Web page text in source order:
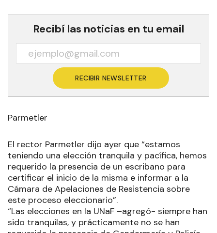
Recibí las noticias en tu email
RECIBIR NEWSLETTER
Parmetler
El rector Parmetler dijo ayer que “estamos
teniendo una elección tranquila y pacífica, hemos
requerido la presencia de un escribano para
certificar el inicio de la misma e informar a la
Cámara de Apelaciones de Resistencia sobre
este proceso eleccionario”.
“Las elecciones en la UNaF –agregó- siempre han
sido tranquilas, y prácticamente no se han